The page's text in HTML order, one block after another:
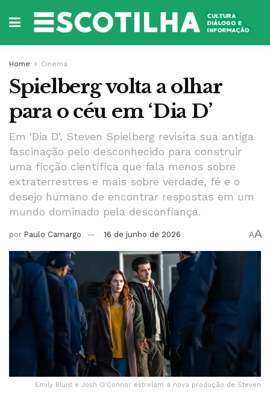
Home Cinema
Spielberg volta a olhar
para o céu em ‘Dia D’
Em 'Dia D', Steven Spielberg revisita sua antiga
fascinação pelo desconhecido para construir
uma ficção científica que fala menos sobre
extraterrestres e mais sobre verdade, fé e o
desejo humano de encontrar respostas em um
mundo dominado pela desconfiança.
por Paulo Camargo 16 de junho de 2026 AA
Emily Blunt e Josh O'Connor estrelam a nova produção de Steven